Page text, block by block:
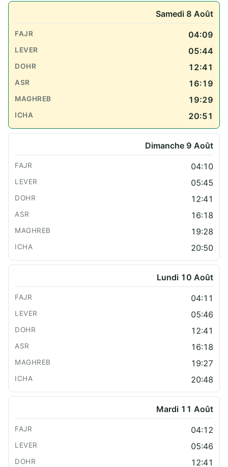
Samedi 8 Août
04:09
05:44
12:41
16:19
19:29
20:51
Dimanche 9 Août
04:10
05:45
12:41
16:18
19:28
20:50
Lundi 10 Août
04:11
05:46
12:41
16:18
19:27
20:48
Mardi 11 Août
04:12
05:46
12:41